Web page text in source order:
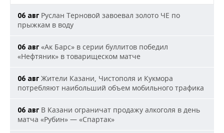
06 авг Руслан Терновой завоевал золото ЧЕ по
прыжкам в воду
06 авг «Ак Барс» в серии буллитов победил
«Нефтяник» в товарищеском матче
06 авг Жители Казани, Чистополя и Кукмора
потребляют наибольший объем мобильного трафика
06 авг В Казани ограничат продажу алкоголя в день
матча «Рубин» — «Спартак»